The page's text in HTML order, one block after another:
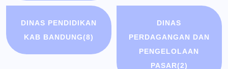
DINAS PENDIDIKAN
KAB BANDUNG(8)
DINAS
PERDAGANGAN DAN
PENGELOLAAN
PASAR(2)